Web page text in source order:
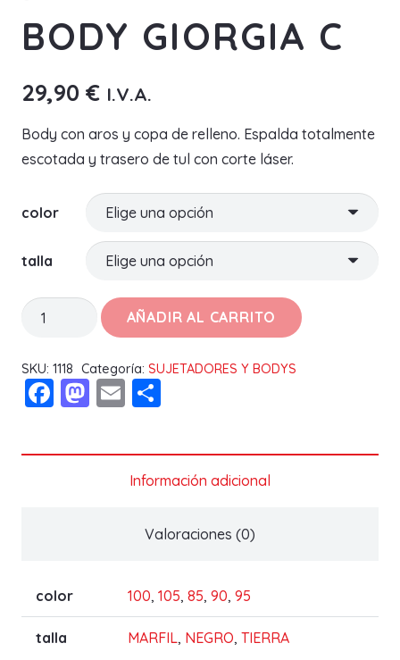
BODY GIORGIA C
29,90 € I.V.A.
Body con aros y copa de relleno. Espalda totalmente
escotada y trasero de tul con corte láser.
color
talla
BODY
C
cantidad
AÑADIR AL CARRITO
SKU: 1118 Categoría: SUJETADORES Y BODYS
Facebook
Mastodon
Email
Información adicional
Valoraciones (0)
color 100, 105, 85, 90, 95
talla MARFIL, NEGRO, TIERRA